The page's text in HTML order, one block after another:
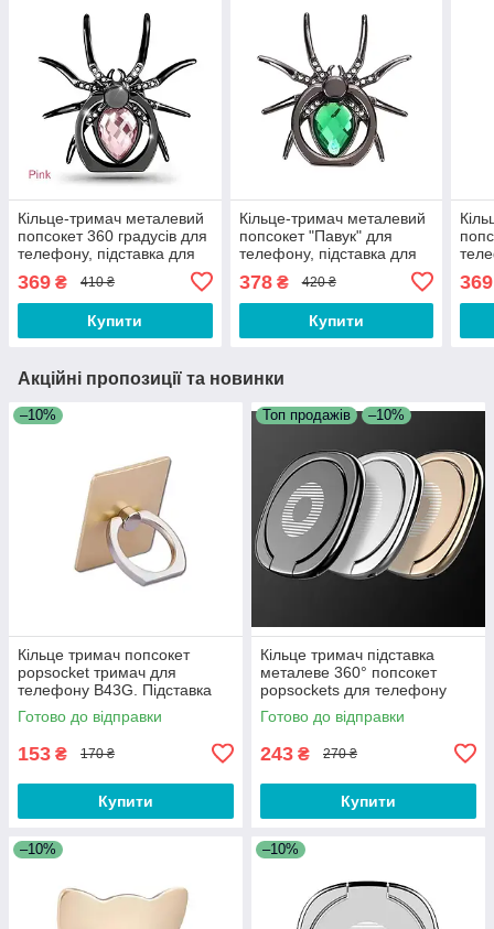
Кільце-тримач металевий
попсокет 360 градусів для
телефону, підставка для
369 ₴ 410 ₴
Купити
Кільце-тримач металевий
попсокет "Павук" для
телефону, підставка для
378₴ 420 ₴
Купити
369
Акційні пропозиції та новинки
–10%
Кільце тримач попсокет
popsocket тримач для
телефону B43G. Підставка
для смартфона
Готово до відправки
153 ₴ 170 ₴
Купити
Топ продажів –10%
Кільце тримач підставка
металеве 360° попсокет
popsockets для телефону
смартфона J123E Чорне
Готово до відправки
243 ₴ 270 ₴
Купити
–10% –10%